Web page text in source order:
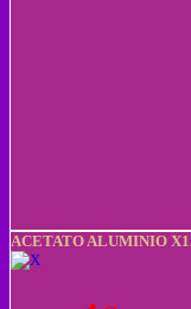
ACETATO ALUMINIO